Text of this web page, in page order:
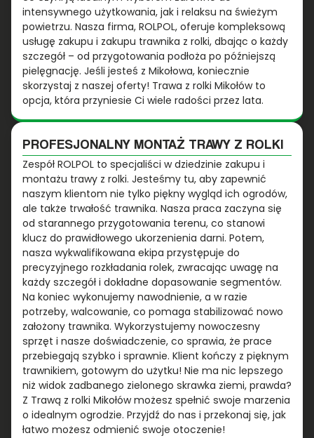
intensywnego użytkowania, jak i relaksu na świeżym
powietrzu. Nasza firma, ROLPOL, oferuje kompleksową
usługę zakupu i zakupu trawnika z rolki, dbając o każdy
szczegół – od przygotowania podłoża po późniejszą
pielęgnację. Jeśli jesteś z Mikołowa, koniecznie
skorzystaj z naszej oferty! Trawa z rolki Mikołów to
opcja, która przyniesie Ci wiele radości przez lata.
PROFESJONALNY MONTAŻ TRAWY Z ROLKI
Zespół ROLPOL to specjaliści w dziedzinie zakupu i
montażu trawy z rolki. Jesteśmy tu, aby zapewnić
naszym klientom nie tylko piękny wygląd ich ogrodów,
ale także trwałość trawnika. Nasza praca zaczyna się
od starannego przygotowania terenu, co stanowi
klucz do prawidłowego ukorzenienia darni. Potem,
nasza wykwalifikowana ekipa przystępuje do
precyzyjnego rozkładania rolek, zwracając uwagę na
każdy szczegół i dokładne dopasowanie segmentów.
Na koniec wykonujemy nawodnienie, a w razie
potrzeby, walcowanie, co pomaga stabilizować nowo
założony trawnika. Wykorzystujemy nowoczesny
sprzęt i nasze doświadczenie, co sprawia, że prace
przebiegają szybko i sprawnie. Klient kończy z pięknym
trawnikiem, gotowym do użytku! Nie ma nic lepszego
niż widok zadbanego zielonego skrawka ziemi, prawda?
Z Trawą z rolki Mikołów możesz spełnić swoje marzenia
o idealnym ogrodzie. Przyjdź do nas i przekonaj się, jak
łatwo możesz odmienić swoje otoczenie!